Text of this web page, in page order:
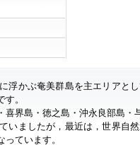
浮かぶ奄美群島を主エリアと
。
界島・徳之島・沖永良部島・
いましたが，最近は，世界自
ています。